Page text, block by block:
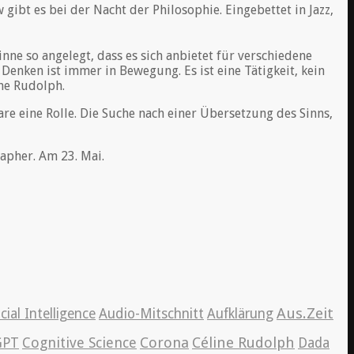
es bei der Nacht der Philosophie. Eingebettet in Jazz,
so angelegt, dass es sich anbietet für verschiedene
ist immer in Bewegung. Es ist eine Tätigkeit, kein
Rudolph.
eine Rolle. Die Suche nach einer Übersetzung des Sinns,
Am 23. Mai.
Intelligence Audio-Mitschnitt Aufklärung Aus.Zeit
Cognitive Science Corona Céline Rudolph Dada